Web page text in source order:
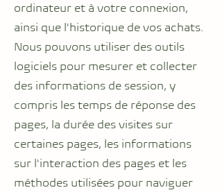
ordinateur et à votre connexion,
ainsi que l'historique de vos achats.
Nous pouvons utiliser des outils
logiciels pour mesurer et collecter
des informations de session, y
compris les temps de réponse des
pages, la durée des visites sur
certaines pages, les informations
sur l'interaction des pages et les
méthodes utilisées pour naviguer